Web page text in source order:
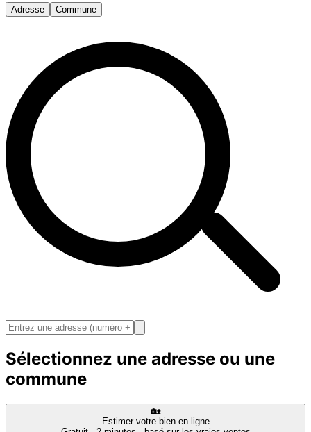
Adresse Commune
Sélectionnez une adresse ou une
commune
🏡
Estimer votre bien en ligne